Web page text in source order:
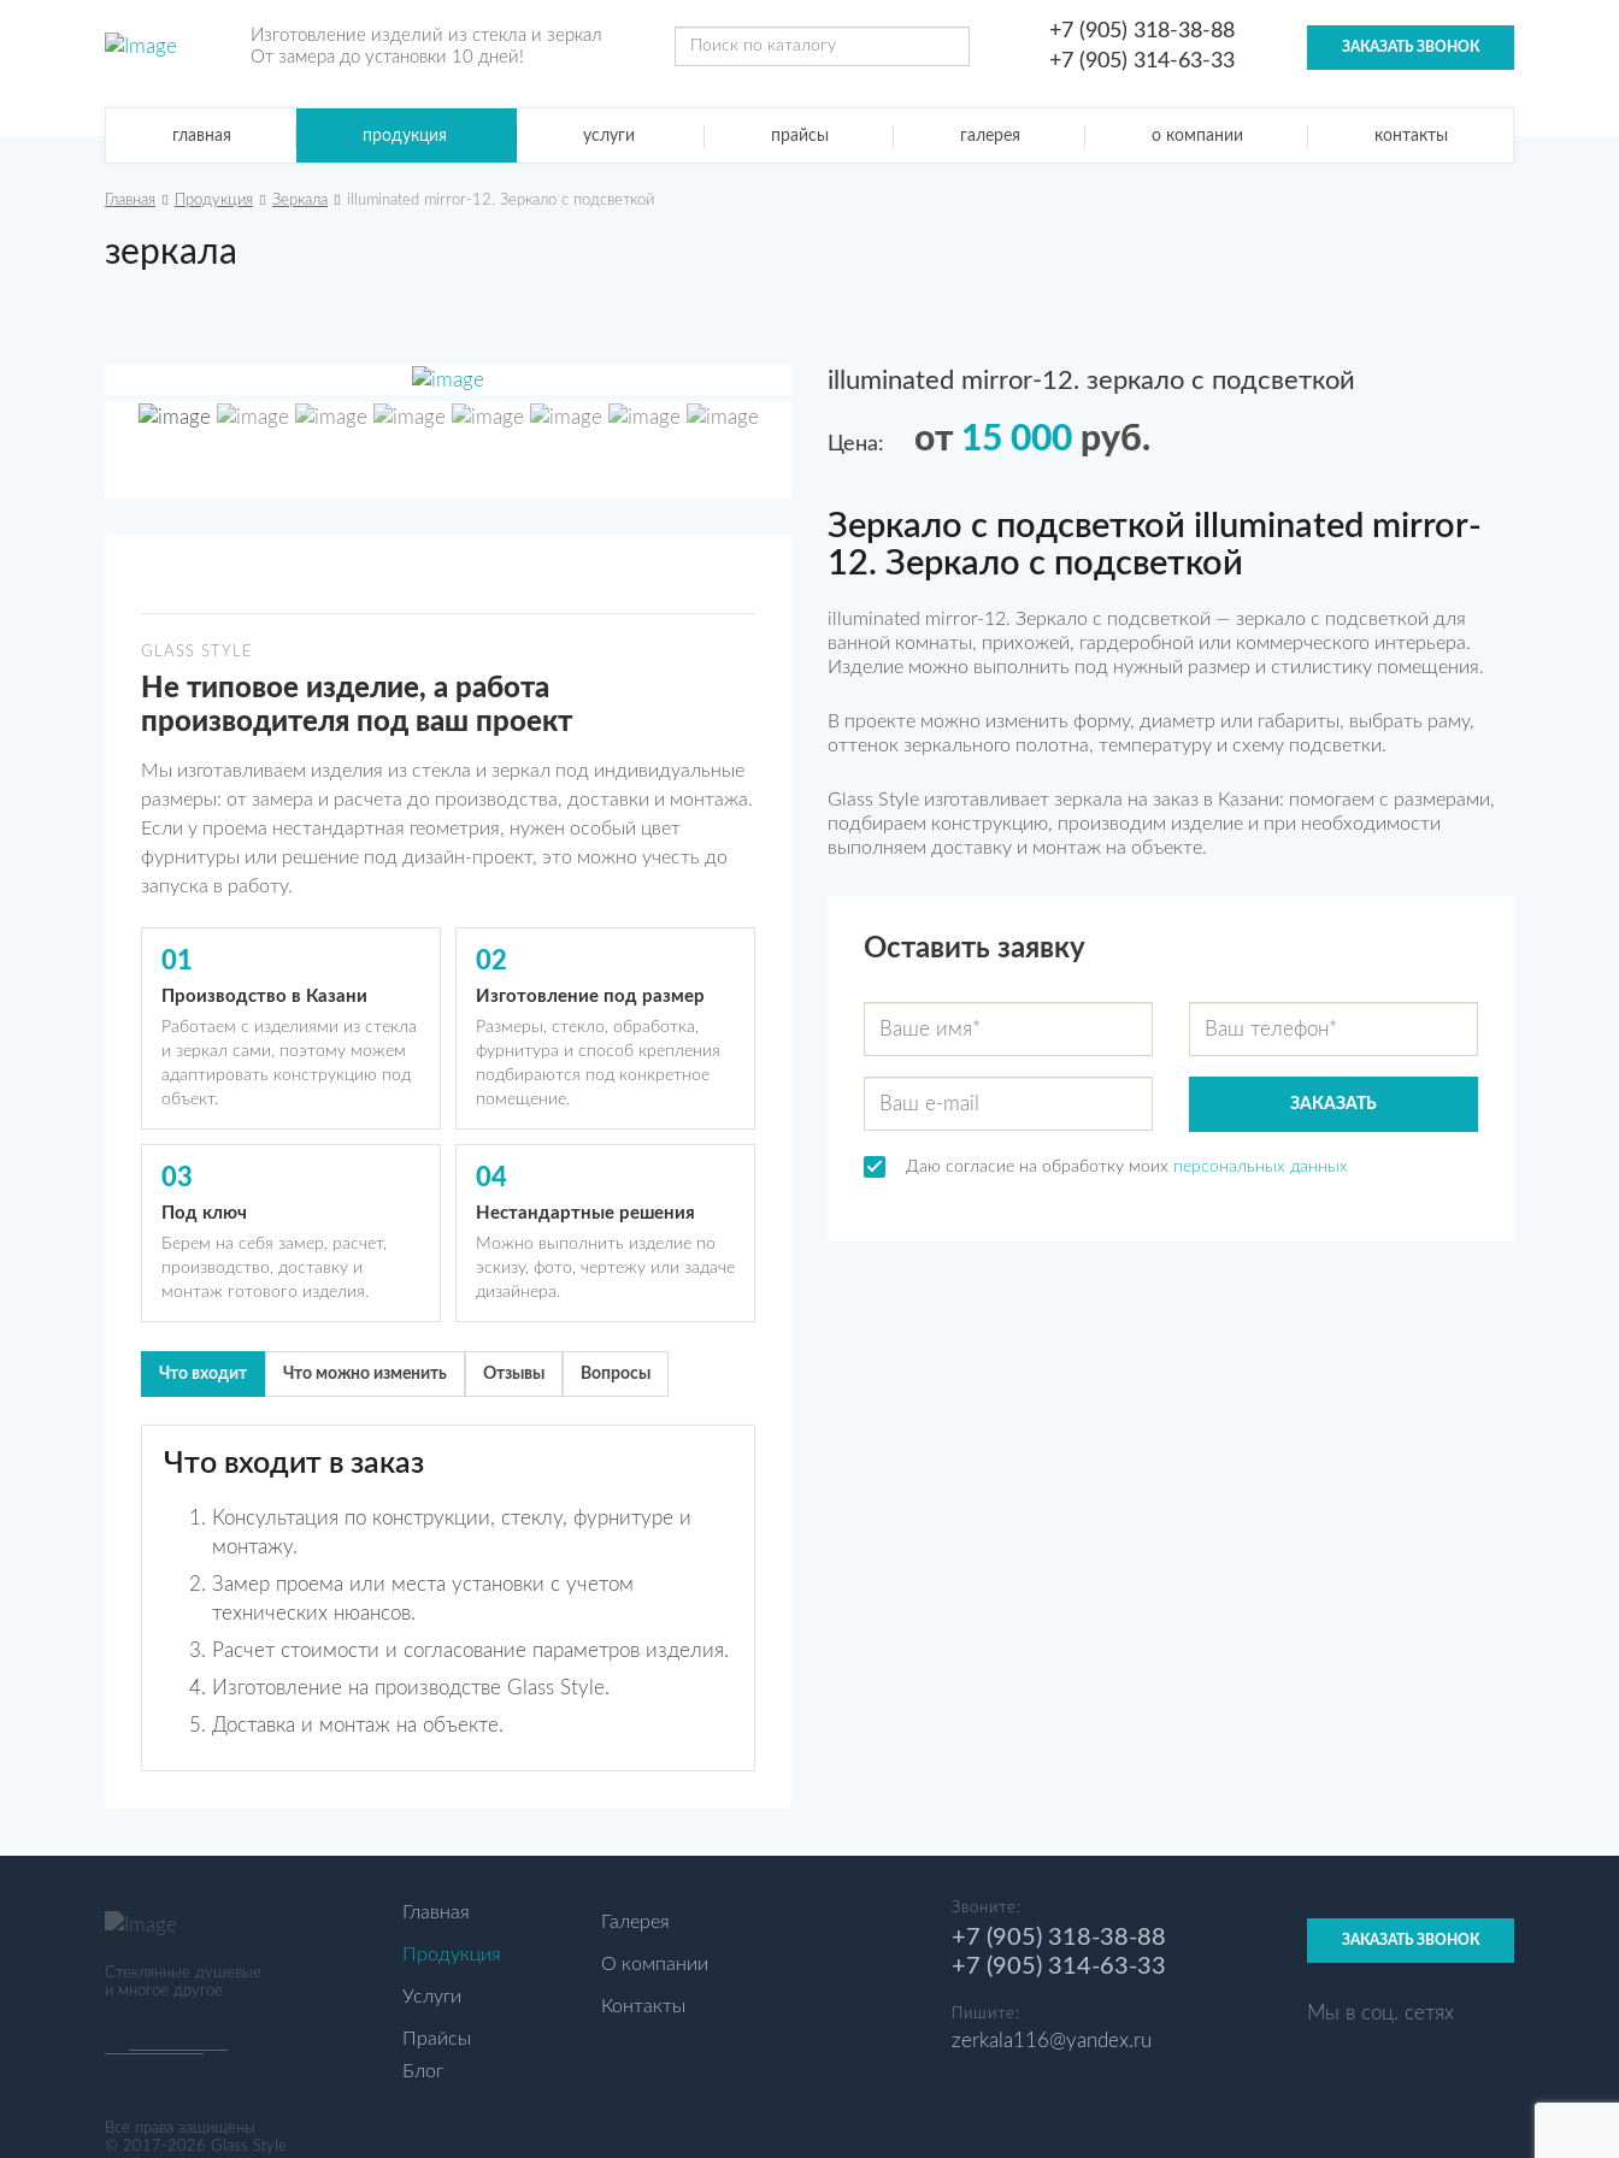
Изготовление изделий из стекла и зеркал
От замера до установки 10 дней!
+7 (905) 318-38-88
+7 (905) 314-63-33
ЗАКАЗАТЬ ЗВОНОК
главная продукция услуги прайсы галерея о компании контакты
Главная Продукция Зеркала illuminated mirror-12. Зеркало с подсветкой
зеркала
GLASS STYLE
Не типовое изделие, а работа
производителя под ваш проект
Мы изготавливаем изделия из стекла и зеркал под индивидуальные
размеры: от замера и расчета до производства, доставки и монтажа.
Если у проема нестандартная геометрия, нужен особый цвет
фурнитуры или решение под дизайн-проект, это можно учесть до
запуска в работу.
01
Производство в Казани
Работаем с изделиями из стекла
и зеркал сами, поэтому можем
адаптировать конструкцию под
объект.
02
Изготовление под размер
Размеры, стекло, обработка,
фурнитура и способ крепления
подбираются под конкретное
помещение.
03
Под ключ
Берем на себя замер, расчет,
производство, доставку и
монтаж готового изделия.
04
Нестандартные решения
Можно выполнить изделие по
эскизу, фото, чертежу или задаче
дизайнера.
Что входит Что можно изменить Отзывы Вопросы
Что входит в заказ
Консультация по конструкции, стеклу, фурнитуре и
монтажу.
Замер проема или места установки с учетом
технических нюансов.
Расчет стоимости и согласование параметров изделия.
Изготовление на производстве Glass Style.
Доставка и монтаж на объекте.
illuminated mirror-12. зеркало с подсветкой
Цена: от 15 000 руб.
Зеркало с подсветкой illuminated mirror-
12. Зеркало с подсветкой
illuminated mirror-12. Зеркало с подсветкой — зеркало с подсветкой для
ванной комнаты, прихожей, гардеробной или коммерческого интерьера.
Изделие можно выполнить под нужный размер и стилистику помещения.
В проекте можно изменить форму, диаметр или габариты, выбрать раму,
оттенок зеркального полотна, температуру и схему подсветки.
Glass Style изготавливает зеркала на заказ в Казани: помогаем с размерами,
подбираем конструкцию, производим изделие и при необходимости
выполняем доставку и монтаж на объекте.
Оставить заявку
ЗАКАЗАТЬ
Даю согласие на обработку моих персональных данных
Стеклянные душевые
и многое другое
Главная
Продукция
Услуги
Прайсы
Галерея
О компании
Контакты
Блог
Звоните:
+7 (905) 318-38-88
+7 (905) 314-63-33
Пишите:
zerkala116@yandex.ru
ЗАКАЗАТЬ ЗВОНОК
Мы в соц. сетях
Все права защищены
© 2017-2026 Glass Style